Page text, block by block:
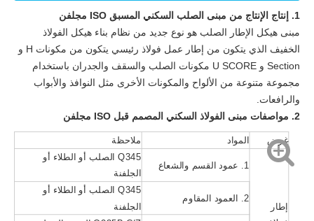
1. إنتاج الإنتاج من مبنى الصلب السكني المسبق ISO مجلفن
مبنى هيكل الإطار الصلب هو نوع جديد من نظام بناء هيكل الفولاذ
الخفيف الذي يتكون من إطار عمل فولاذ رئيسي يتكون من مكونات H و
Section و U SCORE مكونات الصلب والسقف والجدران باستخدام
مجموعة متنوعة من الألواح والمكونات الأخرى مثل النوافذ والأبواب
والرافعات.
2. مواصفات مبنى الفولاذ السكني المصمم قبل ISO مجلفن
غرض المواد ملاحظة
إطار
1. عمود القسم والشعاع
Q345 الصلب أو الطلاء أو
الجلفنة
2. العمود المقاوم
Q345 الصلب أو الطلاء أو
الجلفنة